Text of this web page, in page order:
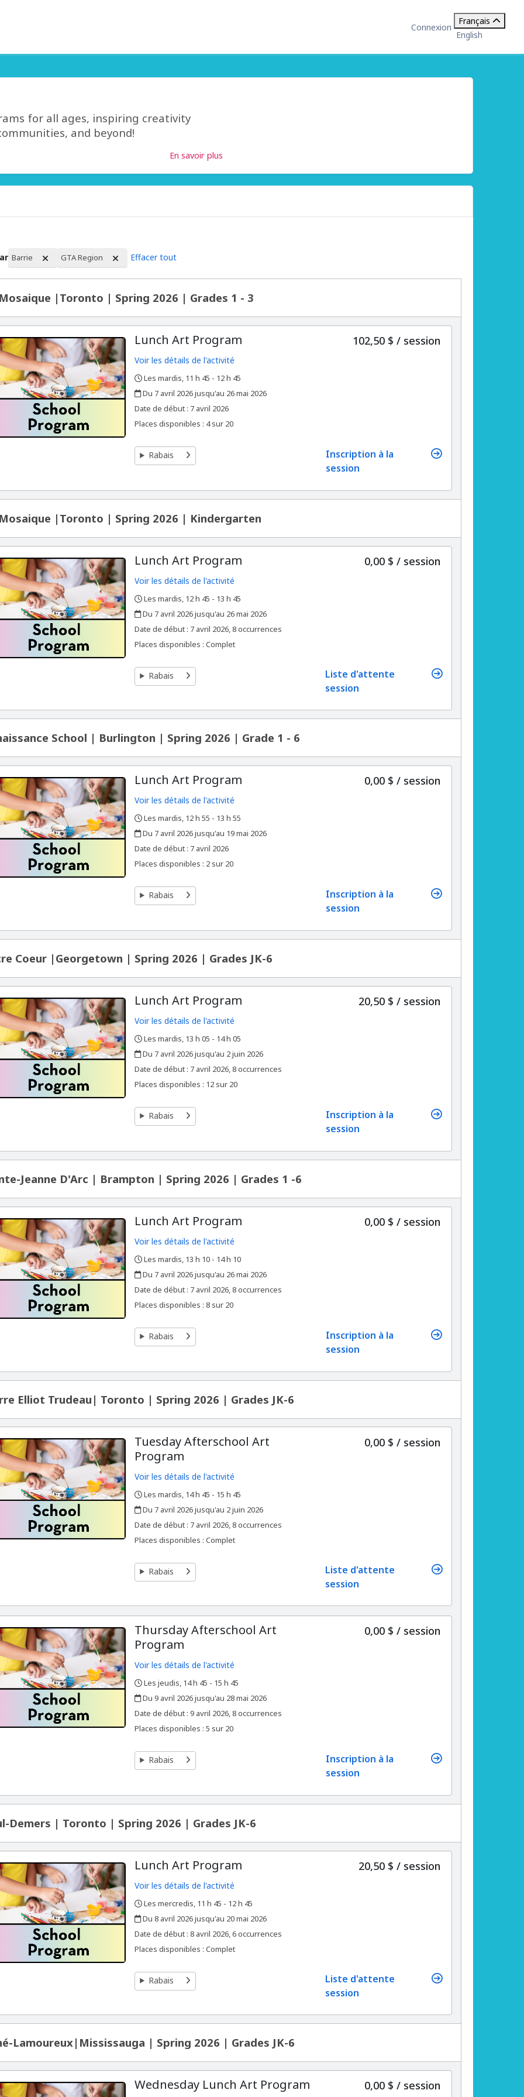
Connexion
Français
English
for all ages, inspiring creativity
and beyond!
En savoir plus
Barrie GTA Region Effacer tout
|Toronto | Spring 2026 | Grades 1 - 3
Lunch Art Program
Voir les détails de l'activité
,
Les mardis, 11 h 45 - 12 h 45
, Du 7 avril 2026 jusqu'au 26 mai 2026
Date de début : ,7 avril 2026
Places disponibles : 4 sur 20
102,50 $ / par
session
Inscription à la
session
Rabais
|Toronto | Spring 2026 | Kindergarten
Lunch Art Program
Voir les détails de l'activité
,
Les mardis, 12 h 45 - 13 h 45
, Du 7 avril 2026 jusqu'au 26 mai 2026
Date de début : ,7 avril 2026, 8 occurrences
Places disponibles : Complet
0,00 $ / par
session
Liste d'attente
session
Rabais
School | Burlington | Spring 2026 | Grade 1 - 6
Lunch Art Program
Voir les détails de l'activité
,
Les mardis, 12 h 55 - 13 h 55
, Du 7 avril 2026 jusqu'au 19 mai 2026
Date de début : ,7 avril 2026
Places disponibles : 2 sur 20
0,00 $ / par
session
Inscription à la
session
Rabais
Coeur |Georgetown | Spring 2026 | Grades JK-6
Lunch Art Program
Voir les détails de l'activité
,
Les mardis, 13 h 05 - 14 h 05
, Du 7 avril 2026 jusqu'au 2 juin 2026
Date de début : ,7 avril 2026, 8 occurrences
Places disponibles : 12 sur 20
20,50 $ / par
session
Inscription à la
session
Rabais
Jeanne D'Arc | Brampton | Spring 2026 | Grades 1 -6
Lunch Art Program
Voir les détails de l'activité
,
Les mardis, 13 h 10 - 14 h 10
, Du 7 avril 2026 jusqu'au 26 mai 2026
Date de début : ,7 avril 2026, 8 occurrences
Places disponibles : 8 sur 20
0,00 $ / par
session
Inscription à la
session
Rabais
Elliot Trudeau| Toronto | Spring 2026 | Grades JK-6
Tuesday Afterschool Art
Program
Voir les détails de l'activité
,
Les mardis, 14 h 45 - 15 h 45
, Du 7 avril 2026 jusqu'au 2 juin 2026
Date de début : ,7 avril 2026, 8 occurrences
Places disponibles : Complet
0,00 $ / par
session
Liste d'attente
session
Rabais
Thursday Afterschool Art
Program
Voir les détails de l'activité
,
Les jeudis, 14 h 45 - 15 h 45
, Du 9 avril 2026 jusqu'au 28 mai 2026
Date de début :,9 avril 2026, 8 occurrences
Places disponibles : 5 sur 20
0,00 $ / par
session
Inscription à la
session
Rabais
Demers | Toronto | Spring 2026 | Grades JK-6
Lunch Art Program
Voir les détails de l'activité
,
Les mercredis, 11 h 45 - 12 h 45
, Du 8 avril 2026 jusqu'au 20 mai 2026
Date de début :,8 avril 2026, 6 occurrences
Places disponibles : Complet
20,50 $ / par
session
Liste d'attente
session
Rabais
Lamoureux|Mississauga | Spring 2026 | Grades JK-6
Wednesday Lunch Art Program 0,00 $ / par
session